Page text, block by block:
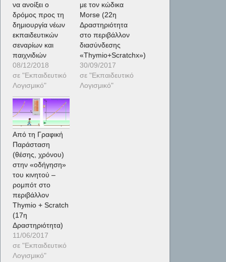
να ανοίξει ο
δρόμος προς τη
δημιουργία νέων
εκπαιδευτικών
σεναρίων και
παιχνιδιών
08/12/2018
σε "Εκπαιδευτικό
Λογισμικό"
με τον κώδικα
Morse (22η
Δραστηριότητα
στο περιβάλλον
διασύνδεσης
«Thymio+Scratchx»)
30/09/2017
σε "Εκπαιδευτικό
Λογισμικό"
Από τη Γραφική
Παράσταση
(θέσης, χρόνου)
στην «οδήγηση»
του κινητού –
ρομπότ στο
περιβάλλον
Thymio + Scratch
(17η
Δραστηριότητα)
11/06/2017
σε "Εκπαιδευτικό
Λογισμικό"